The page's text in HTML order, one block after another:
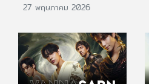
27 พฤษภาคม 2026